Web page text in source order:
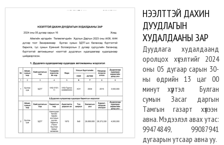
НЭЭЛТТЭЙ ДАХИН
ДУУДЛАГЫН
ХУДАЛДААНЫ ЗАР
Дуудлага худалдаанд
оролцох хүсэлтийг 2024
оны 05 дугаар сарын 30-
ны өдрийн 13 цаг 00
минут хүртэл Булган
сумын Засаг даргын
Тамгын газарт хүлээн
авна. Мэдээлэл авах утас:
99474849, 99087941
дугаарын утсаар авна уу.